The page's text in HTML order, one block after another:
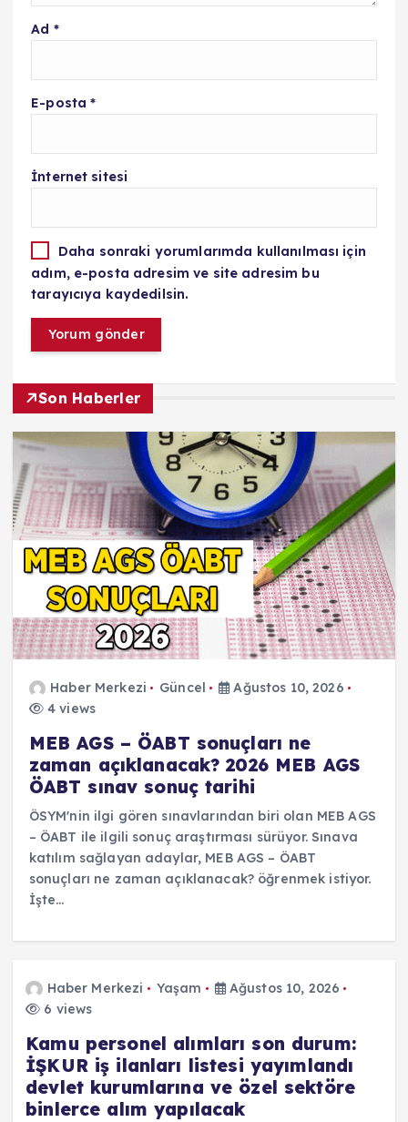
Ad *
E-posta*
İnternet sitesi
Daha sonraki yorumlarımda kullanılması için
adım, e-posta adresim ve site adresim bu
tarayıcıya kaydedilsin.
Son Haberler
Haber Merkezi Güncel
Ağustos 10, 2026
4 views
MEB AGS – ÖABT sonuçları ne
zaman açıklanacak? 2026 MEB AGS
ÖABT sınav sonuç tarihi
ÖSYM'nin ilgi gören sınavlarından biri olan MEB AGS
– ÖABT ile ilgili sonuç araştırması sürüyor. Sınava
katılım sağlayan adaylar, MEB AGS – ÖABT
sonuçları ne zaman açıklanacak? öğrenmek istiyor.
İşte…
Haber Merkezi Yaşam
Ağustos 10, 2026
6 views
Kamu personel alımları son durum:
İŞKUR iş ilanları listesi yayımlandı
devlet kurumlarına ve özel sektöre
binlerce alım yapılacak